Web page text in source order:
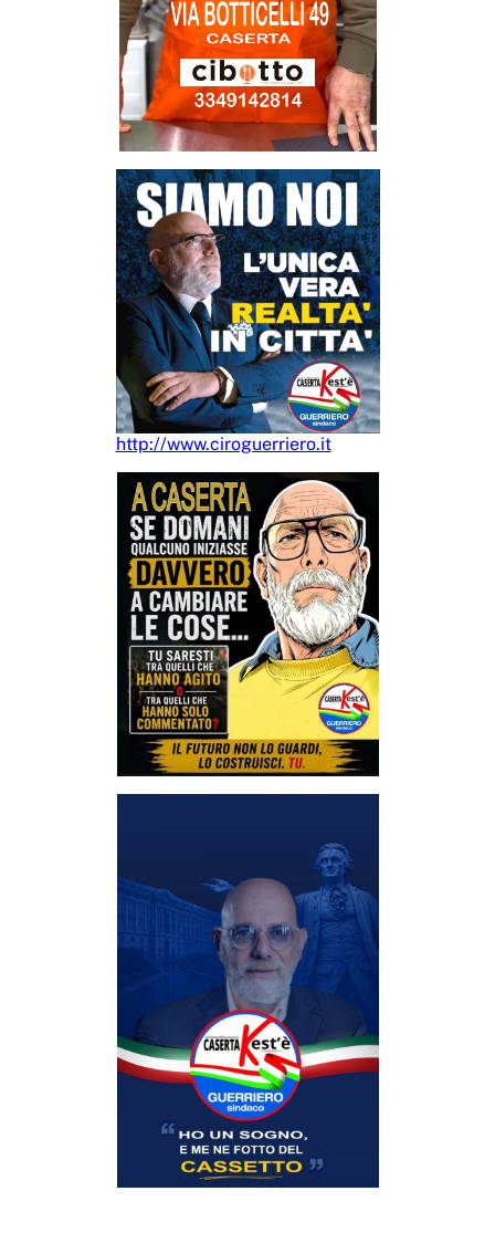
http://www.ciroguerriero.it